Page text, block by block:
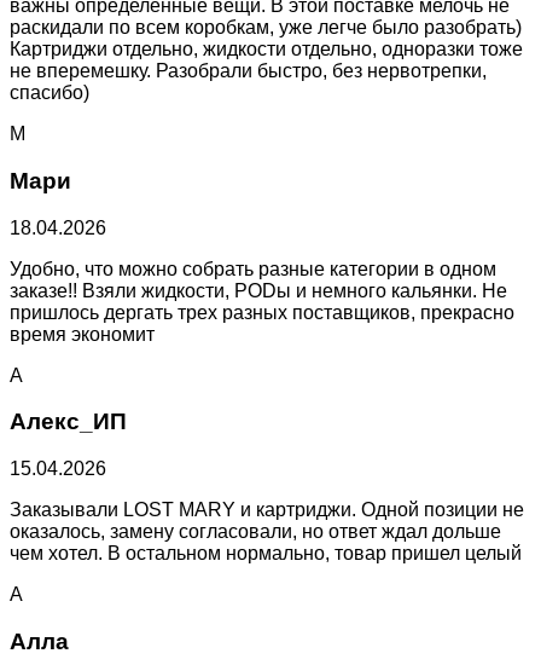
важны определенные вещи. В этой поставке мелочь не
раскидали по всем коробкам, уже легче было разобрать)
Картриджи отдельно, жидкости отдельно, одноразки тоже
не вперемешку. Разобрали быстро, без нервотрепки,
спасибо)
М
Мари
18.04.2026
Удобно, что можно собрать разные категории в одном
заказе!! Взяли жидкости, PODы и немного кальянки. Не
пришлось дергать трех разных поставщиков, прекрасно
время экономит
А
Алекс_ИП
15.04.2026
Заказывали LOST MARY и картриджи. Одной позиции не
оказалось, замену согласовали, но ответ ждал дольше
чем хотел. В остальном нормально, товар пришел целый
А
Алла